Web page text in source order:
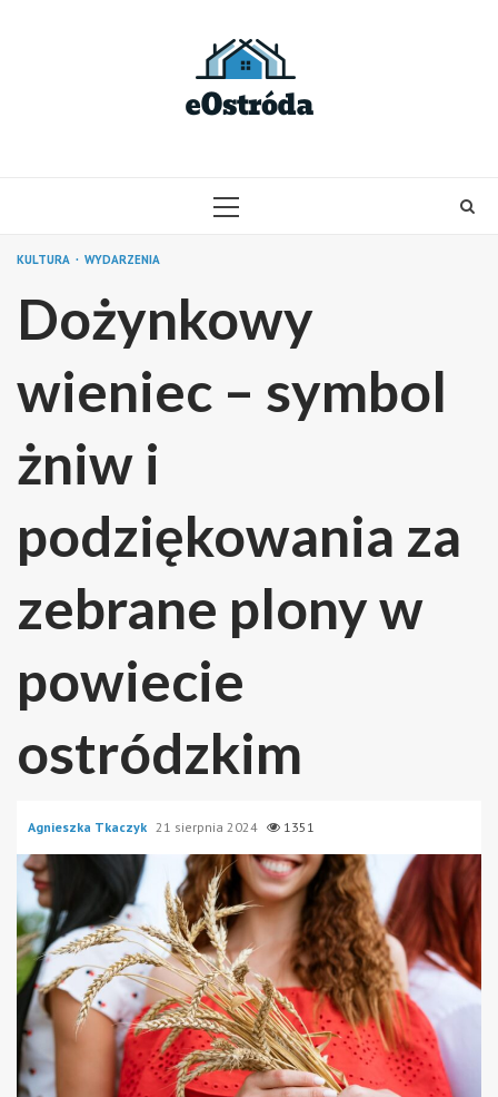
PRIMARY
KULTURA WYDARZENIA
Dożynkowy
wieniec – symbol
żniw i
podziękowania za
zebrane plony w
powiecie
ostródzkim
Agnieszka Tkaczyk 21 sierpnia 2024 1351